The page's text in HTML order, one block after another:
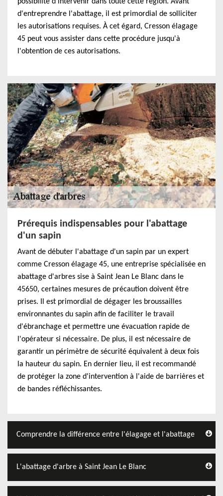
d'entreprendre l'abattage, il est primordial de solliciter
les autorisations requises. À cet égard, Cresson élagage
45 peut vous assister dans cette procédure jusqu'à
l'obtention de ces autorisations.
Prérequis indispensables pour l'abattage
d'un sapin
Avant de débuter l'abattage d'un sapin par un expert
comme Cresson élagage 45, une entreprise spécialisée en
abattage d'arbres sise à Saint Jean Le Blanc dans le
45650, certaines mesures de précaution doivent être
prises. Il est primordial de dégager les broussailles
environnantes du sapin afin de faciliter le travail
d'ébranchage et permettre une évacuation rapide de
l'opérateur si nécessaire. De plus, il est nécessaire de
garantir un périmètre de sécurité équivalent à deux fois
la hauteur du sapin. En dernier lieu, il est recommandé
de protéger la zone d'intervention à l'aide de barrières et
de bandes réfléchissantes.
Comprendre la différence entre l'élagage et l'abattage
L'abattage d'arbre à Saint Jean Le Blanc